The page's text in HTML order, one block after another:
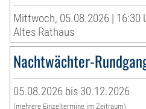
Mittwoch, 05.08.2026 | 16:30
Altes Rathaus
Nachtwächter-
05.08.2026 bis 30.12.2026
(mehrere Einzeltermine im Zeitraum)